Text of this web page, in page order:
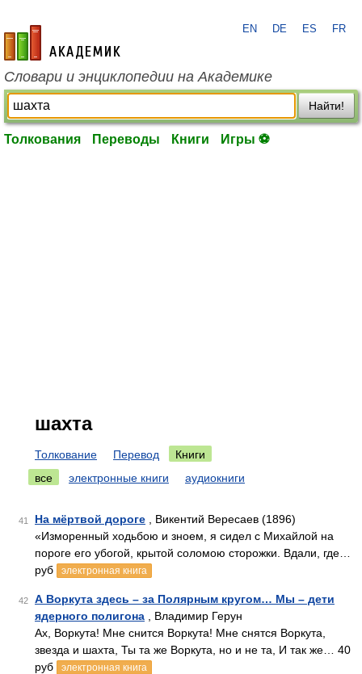
academic.ru
EN DE ES FR
Словари и энциклопедии на Академике
Найти!
Толкования Переводы Книги Игры ⚽
шахта
Толкование Перевод
Книги
все
электронные книги аудиокниги
41 На мёртвой дороге , Викентий Вересаев (1896)
«Изморенный ходьбою и зноем, я сидел с Михайлой на
пороге его убогой, крытой соломою сторожки. Вдали, где…
руб
электронная книга
42
А Воркута здесь – за Полярным кругом… Мы – дети
ядерного полигона , Владимир Герун
Ах, Воркута! Мне снится Воркута! Мне снятся Воркута,
звезда и шахта, Ты та же Воркута, но и не та, И так же… 40
руб
электронная книга